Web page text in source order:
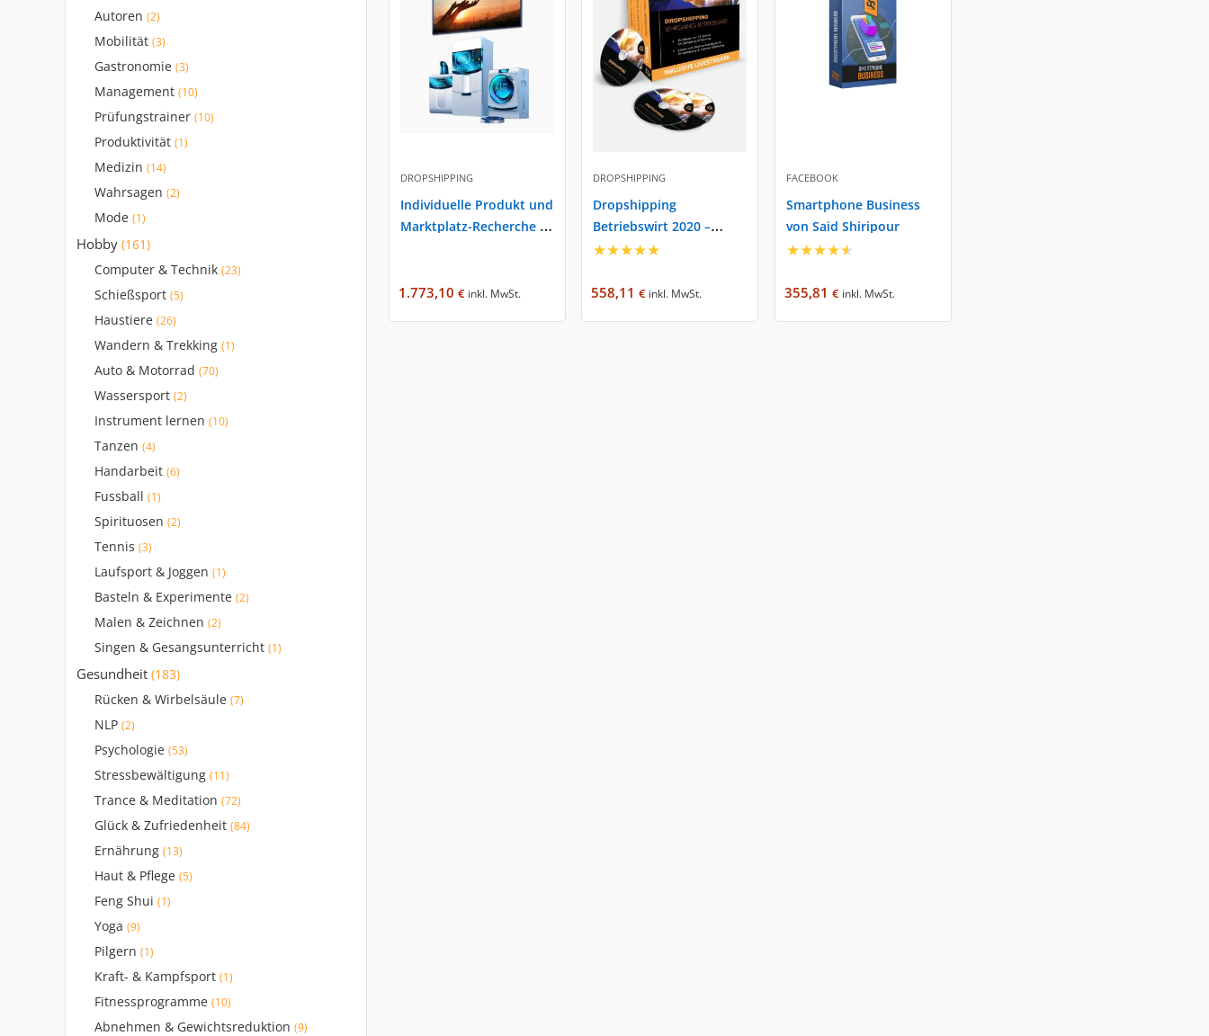
Autoren (2)
Mobilität (3)
Gastronomie (3)
Management (10)
Prüfungstrainer (10)
Produktivität (1)
Medizin (14)
Wahrsagen (2)
Mode (1)
Hobby (161)
Computer & Technik (23)
Schießsport (5)
Haustiere (26)
Wandern & Trekking (1)
Auto & Motorrad (70)
Wassersport (2)
Instrument lernen (10)
Tanzen (4)
Handarbeit (6)
Fussball (1)
Spirituosen (2)
Tennis (3)
Laufsport & Joggen (1)
Basteln & Experimente (2)
Malen & Zeichnen (2)
Singen & Gesangsunterricht (1)
Gesundheit (183)
Rücken & Wirbelsäule (7)
NLP (2)
Psychologie (53)
Stressbewältigung (11)
Trance & Meditation (72)
Glück & Zufriedenheit (84)
Ernährung (13)
Haut & Pflege (5)
Feng Shui (1)
Yoga (9)
Pilgern (1)
Kraft- & Kampfsport (1)
Fitnessprogramme (10)
Abnehmen & Gewichtsreduktion (9)
DROPSHIPPING
Individuelle Produkt und
Marktplatz-Recherche –
1.773,10€ inkl. MwSt.
DROPSHIPPING
Dropshipping
Betriebswirt 2020 –
expertise.rocks – Fabian
★★★★★
558,11€ inkl. MwSt.
FACEBOOK
Smartphone Business
von Said Shiripour
★★★★★
355,81 € inkl. MwSt.